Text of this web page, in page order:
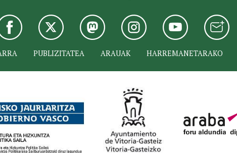
PUBLIZITATEA ARAUAK HARREMANETARAKO